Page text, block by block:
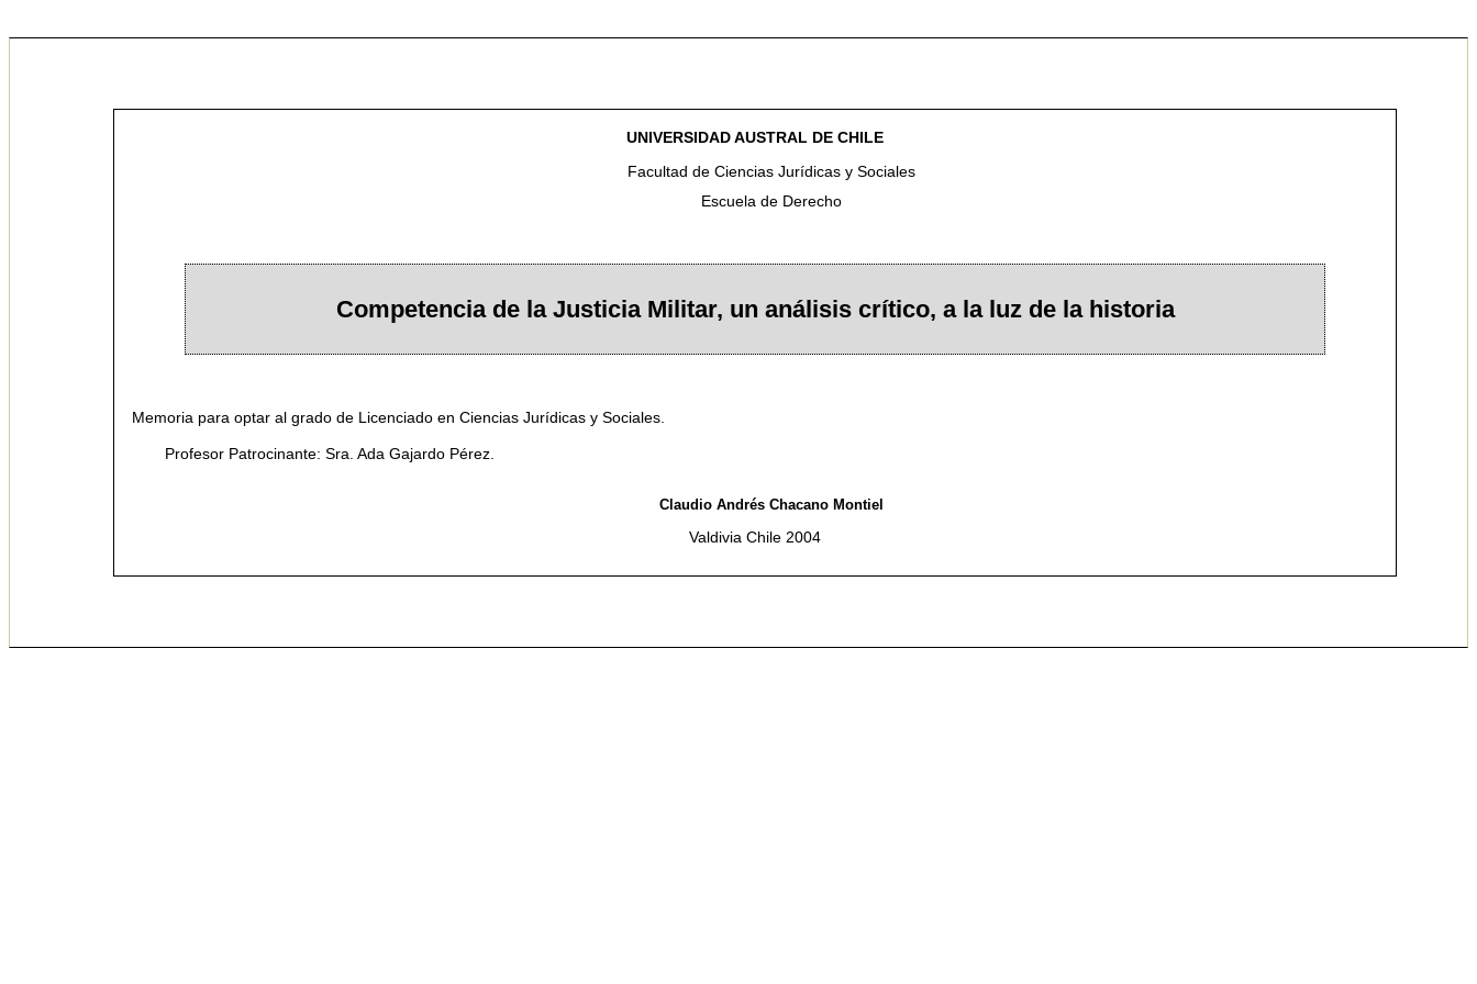
UNIVERSIDAD AUSTRAL DE CHILE
Facultad de Ciencias Jurídicas y Sociales
Escuela de Derecho
Competencia de la Justicia Militar, un análisis crítico, a la luz de la historia
Memoria para optar al grado de Licenciado en Ciencias Jurídicas y Sociales.
Profesor Patrocinante: Sra. Ada Gajardo Pérez.
Claudio Andrés Chacano Montiel
Valdivia Chile 2004